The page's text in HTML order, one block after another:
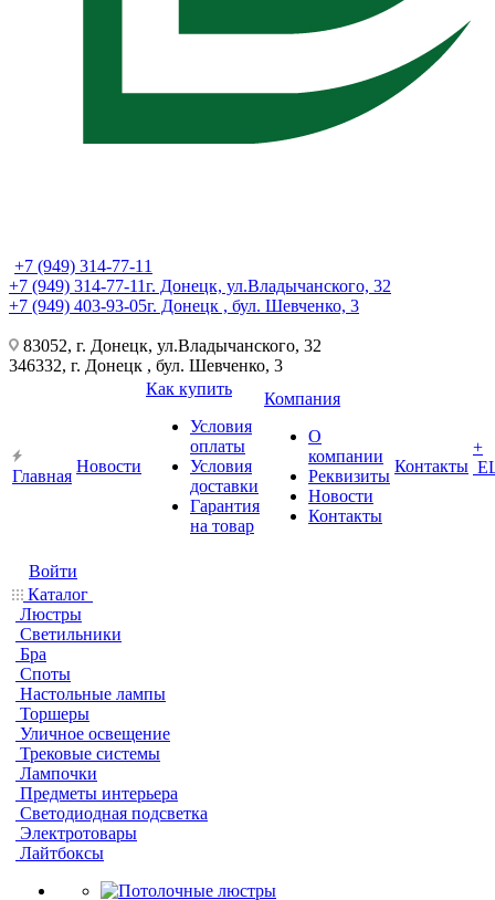
+7 (949) 314-77-11
+7 (949) 314-77-11г. Донецк, ул.Владычанского, 32
+7 (949) 403-93-05г. Донецк , бул. Шевченко, 3
83052, г. Донецк, ул.Владычанского, 32
346332, г. Донецк , бул. Шевченко, 3
Главная
Новости
Как купить
Условия
оплаты
Условия
доставки
Гарантия
на товар
Компания
О
компании
Реквизиты
Новости
Контакты
Контакты
+
Войти
Каталог
Люстры
Светильники
Бра
Споты
Настольные лампы
Торшеры
Уличное освещение
Трековые системы
Лампочки
Предметы интерьера
Светодиодная подсветка
Электротовары
Лайтбоксы